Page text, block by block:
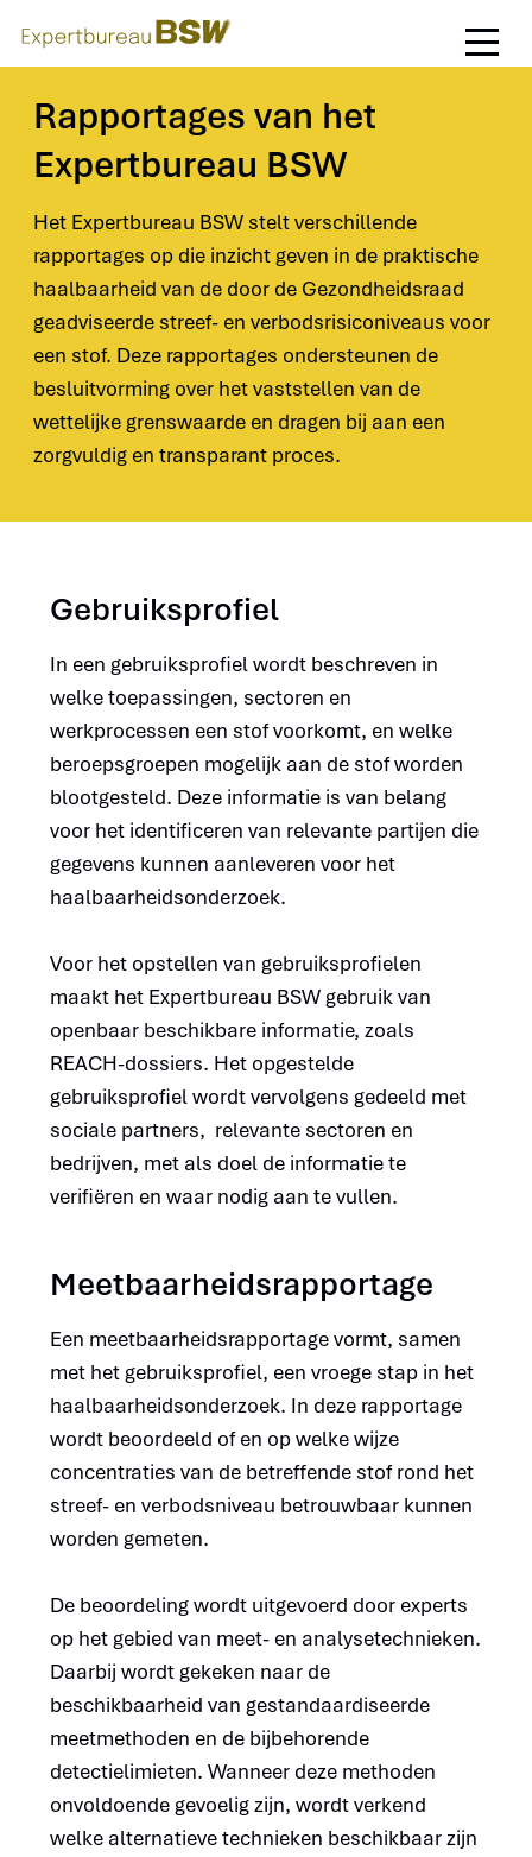
naar
inhoud
Home
Rapportages
Rapportages van het
Expertbureau BSW
Het Expertbureau BSW stelt verschillende
rapportages op die inzicht geven in de praktische
haalbaarheid van de door de Gezondheidsraad
geadviseerde streef- en verbodsrisiconiveaus voor
een stof. Deze rapportages ondersteunen de
besluitvorming over het vaststellen van de
wettelijke grenswaarde en dragen bij aan een
zorgvuldig en transparant proces.
Gebruiksprofiel
In een gebruiksprofiel wordt beschreven in
welke toepassingen, sectoren en
werkprocessen een stof voorkomt, en welke
beroepsgroepen mogelijk aan de stof worden
blootgesteld. Deze informatie is van belang
voor het identificeren van relevante partijen die
gegevens kunnen aanleveren voor het
haalbaarheidsonderzoek.
Voor het opstellen van gebruiksprofielen
maakt het Expertbureau BSW gebruik van
openbaar beschikbare informatie, zoals
REACH-dossiers. Het opgestelde
gebruiksprofiel wordt vervolgens gedeeld met
sociale partners, relevante sectoren en
bedrijven, met als doel de informatie te
verifiëren en waar nodig aan te vullen.
Meetbaarheidsrapportage
Een meetbaarheidsrapportage vormt, samen
met het gebruiksprofiel, een vroege stap in het
haalbaarheidsonderzoek. In deze rapportage
wordt beoordeeld of en op welke wijze
concentraties van de betreffende stof rond het
streef- en verbodsniveau betrouwbaar kunnen
worden gemeten.
De beoordeling wordt uitgevoerd door experts
op het gebied van meet- en analysetechnieken.
Daarbij wordt gekeken naar de
beschikbaarheid van gestandaardiseerde
meetmethoden en de bijbehorende
detectielimieten. Wanneer deze methoden
onvoldoende gevoelig zijn, wordt verkend
welke alternatieve technieken beschikbaar zijn